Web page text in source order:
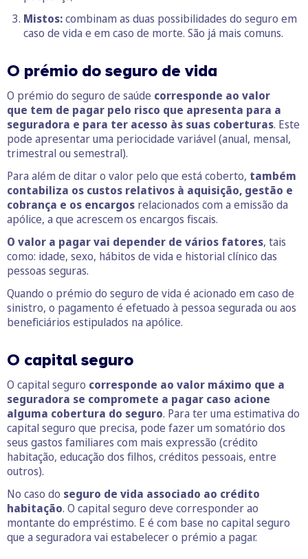
Mistos:combinam as duas possibilidades do seguro em
caso de vida e em caso de morte. São já mais comuns.
O prémio do seguro de vida
O prémio do seguro de saúde corresponde ao valor
que tem de pagar pelo risco que apresenta para a
seguradora e para ter acesso às suas coberturas. Este
pode apresentar uma periocidade variável (anual, mensal,
trimestral ou semestral).
Para além de ditar o valor pelo que está coberto, também
contabiliza os custos relativos à aquisição, gestão e
cobrança e os encargos relacionados com a emissão da
apólice, a que acrescem os encargos fiscais.
O valor a pagar vai depender de vários fatores, tais
como: idade, sexo, hábitos de vida e historial clínico das
pessoas seguras.
Quando o prémio do seguro de vida é acionado em caso de
sinistro, o pagamento é efetuado à pessoa segurada ou aos
beneficiários estipulados na apólice.
O capital seguro
O capital seguro corresponde ao valor máximo que a
seguradora se compromete a pagar caso acione
alguma cobertura do seguro. Para ter uma estimativa do
capital seguro que precisa, pode fazer um somatório dos
seus gastos familiares com mais expressão (crédito
habitação, educação dos filhos, créditos pessoais, entre
outros).
No caso do seguro de vida associado ao crédito
habitação. O capital seguro deve corresponder ao
montante do empréstimo. E é com base no capital seguro
que a seguradora vai estabelecer o prémio a pagar.